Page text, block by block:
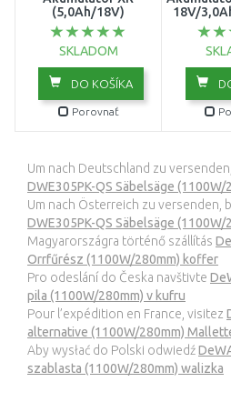
(5,0Ah/18V)
SKLADOM
DO KOŠÍKA
Porovnať
18V/
Um nach Deutschland zu
DWE305PK-QS Säbelsäge
Um nach Österreich zu versenden,
DWE305PK-QS Säbelsäge
Magyarországra történő szállítás
Orrfűrész (1100W/280mm) koffer
Pro odeslání do Česka navštivte
pila (1100W/280mm) v kufru
Pour l’expédition en France, visitez
alternative (1100W/280mm)
Aby wysłać do Polski odwiedź
szablasta (1100W/280mm) walizka